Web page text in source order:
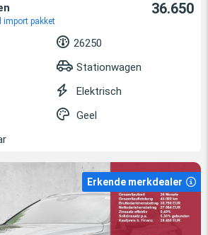
import pakket
36.650
26250
Stationwagen
Elektrisch
Geel
Erkende merkdealer